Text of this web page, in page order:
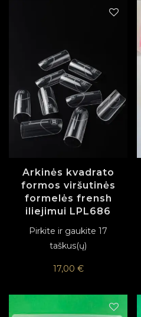
Arkinės kvadrato
formos viršutinės
formelės frensh
iliejimui LPL686
Pirkite ir gaukite 17
taškus(ų)
17,00 €